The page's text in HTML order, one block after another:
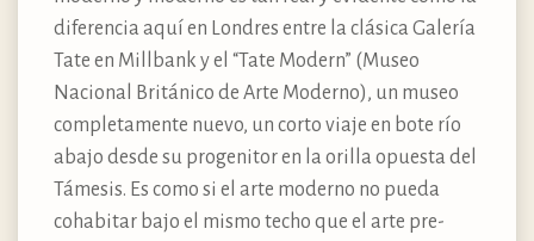
diferencia aquí en Londres entre la clásica Galería
Tate en Millbank y el “Tate Modern” (Museo
Nacional Británico de Arte Moderno), un museo
completamente nuevo, un corto viaje en bote río
abajo desde su progenitor en la orilla opuesta del
Támesis. Es como si el arte moderno no pueda
cohabitar bajo el mismo techo que el arte pre-